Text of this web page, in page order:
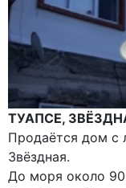
ТУАПСЕ,
Продаётся дом с
Звёздная.
До моря около